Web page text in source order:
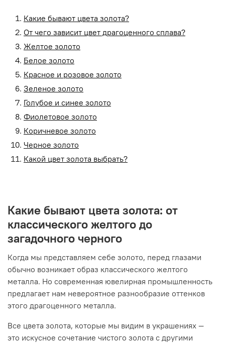
Какие бывают цвета золота?
От чего зависит цвет драгоценного сплава?
Желтое золото
Белое золото
Красное и розовое золото
Зеленое золото
Голубое и синее золото
Фиолетовое золото
Коричневое золото
Черное золото
Какой цвет золота выбрать?
Какие бывают цвета золота: от
классического желтого до
загадочного черного
Когда мы представляем себе золото, перед глазами
обычно возникает образ классического желтого
металла. Но современная ювелирная промышленность
предлагает нам невероятное разнообразие оттенков
этого драгоценного металла.
Все цвета золота, которые мы видим в украшениях —
это искусное сочетание чистого золота с другими